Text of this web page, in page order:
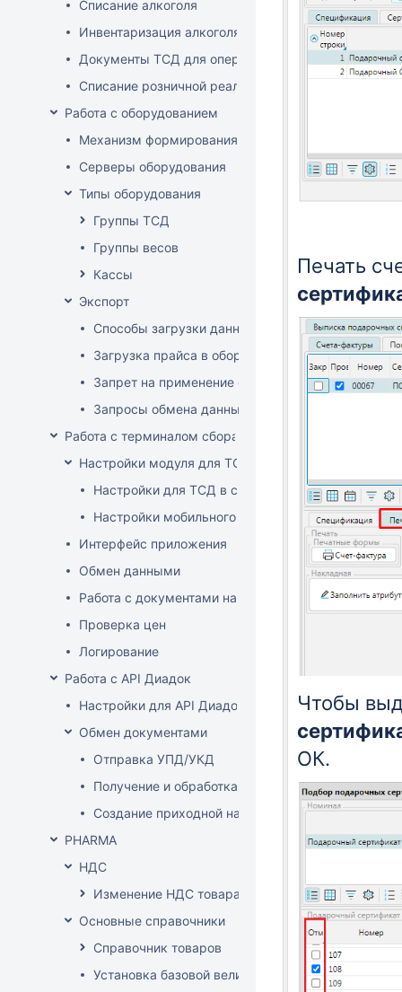
Списание алкоголя
Инвентаризация алкоголя
Документы ТСД для операций с алкоголем
Списание розничной реализации алкоголя
Работа с оборудованием
Механизм формирования стоп-листа
Серверы оборудования
Типы оборудования
Группы ТСД
Группы весов
Кассы
Экспорт
Способы загрузки данных в оборудование
Загрузка прайса в оборудование
Запрет на применение скидок
Запросы обмена данными
Работа с терминалом сбора данных (ТСД)
Настройки модуля для ТСД
Настройки для ТСД в системе
Настройки мобильного приложения
Интерфейс приложения
Обмен данными
Работа с документами на ТСД
Проверка цен
Логирование
Работа с API Диадок
Настройки для API Диадок
Обмен документами
Отправка УПД/УКД
Получение и обработка УПД/УКД
Создание приходной накладной на основании
PHARMA
НДС
Изменение НДС товара
Основные справочники
Справочник товаров
Установка базовой величины
Печать
Чтобы
ОК.